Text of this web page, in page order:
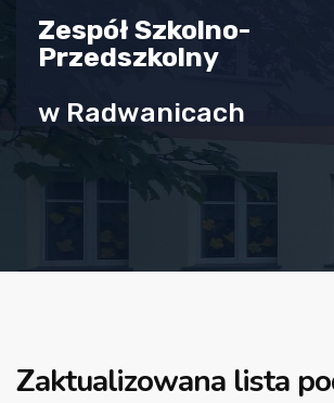
Zespół Szkolno-
Przedszkolny
w Radwanicach
Zaktualizowana lista